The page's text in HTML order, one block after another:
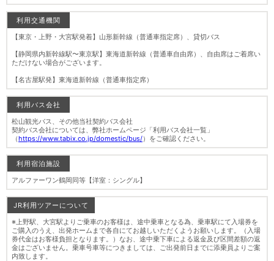
利用交通機関
【東京・上野・大宮駅発着】山形新幹線（普通車指定席）、貸切バス
【静岡県内新幹線駅〜東京駅】東海道新幹線（普通車自由席）、自由席はご着席い
ただけない場合がございます。
【名古屋駅発】東海道新幹線（普通車指定席）
利用バス会社
松山観光バス、その他当社契約バス会社
契約バス会社については、弊社ホームページ「利用バス会社一覧」
（https://www.tabix.co.jp/domestic/bus/）をご確認ください。
利用宿泊施設
アルファーワン鶴岡同等【洋室：シングル】
JR利用ツアーについて
※上野駅、大宮駅よりご乗車のお客様は、途中乗車となる為、乗車駅にて入場券を
ご購入のうえ、出発ホームまで各自にてお越しいただくようお願いします。（入場
券代金はお客様負担となります。）なお、途中乗下車による返金及び区間差額の返
金はございません。乗車号車等につきましては、ご出発前日までに添乗員よりご案
内致します。